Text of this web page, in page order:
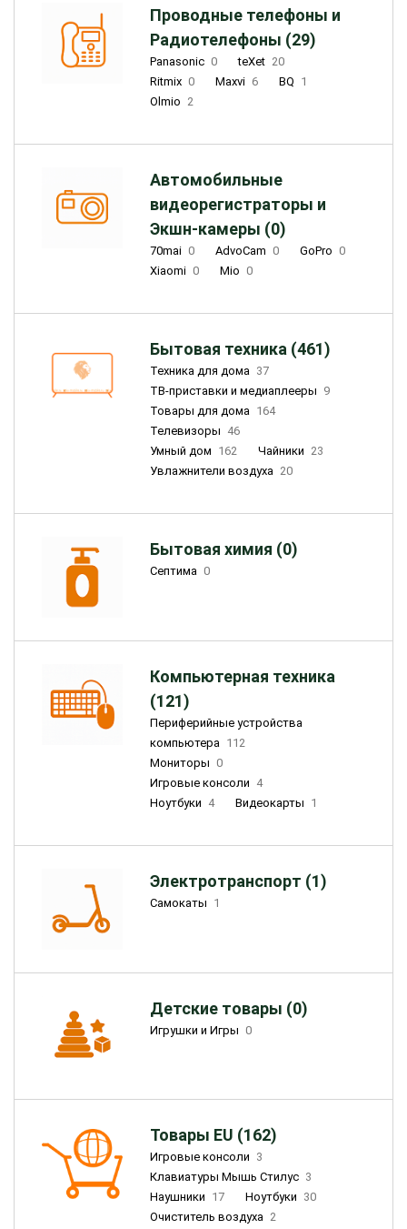
Проводные телефоны и
Радиотелефоны (29)
Panasonic 0 teXet 20
Ritmix 0 Maxvi 6 BQ 1
Olmio 2
Автомобильные
видеорегистраторы и
Экшн-камеры (0)
70mai 0 AdvoCam 0 GoPro 0
Xiaomi 0 Mio 0
Бытовая техника (461)
Техника для дома 37
ТВ-приставки и медиаплееры 9
Товары для дома 164
Телевизоры 46
Умный дом 162 Чайники 23
Увлажнители воздуха 20
Бытовая химия (0)
Септима 0
Компьютерная техника
(121)
Периферийные устройства
компьютера 112
Мониторы 0
Игровые консоли 4
Ноутбуки 4 Видеокарты 1
Электротранспорт (1)
Самокаты 1
Детские товары (0)
Игрушки и Игры 0
Товары EU (162)
Игровые консоли 3
Клавиатуры Мышь Стилус 3
Наушники 17 Ноутбуки 30
Очиститель воздуха 2